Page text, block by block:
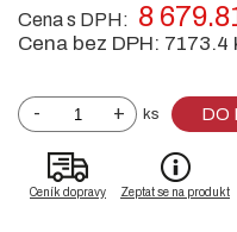
Cena s DPH: 8
Cena bez DPH: 7173.4
- + ks DO
Ceník dopravy Zeptat se na produkt